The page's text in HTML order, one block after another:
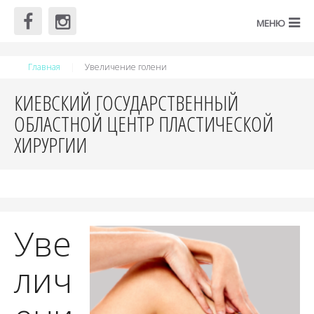
Главная Увеличение голени
КИЕВСКИЙ ГОСУДАРСТВЕННЫЙ
ОБЛАСТНОЙ ЦЕНТР ПЛАСТИЧЕСКОЙ
ХИРУРГИИ
Уве
лич